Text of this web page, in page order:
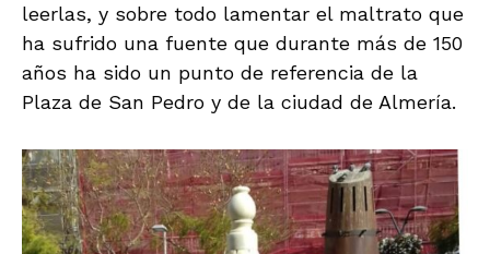
leerlas, y sobre todo lamentar el maltrato que
ha sufrido una fuente que durante más de 150
años ha sido un punto de referencia de la
Plaza de San Pedro y de la ciudad de Almería.